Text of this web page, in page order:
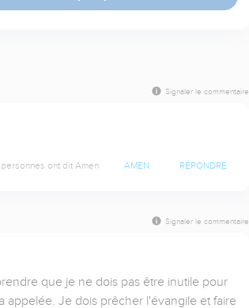
Signaler le commentaire
ont dit Amen AMEN RÉPONDRE
Signaler le commentaire
que je ne dois pas être inutile pour
appelée. Je dois prêcher l'évangile et faire